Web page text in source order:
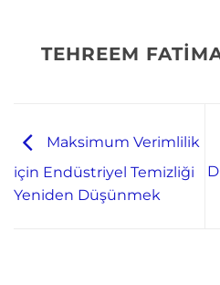
TEHREEM
Maksimum Verimlilik
için Endüstriyel Temizliği
Yeniden Düşünmek